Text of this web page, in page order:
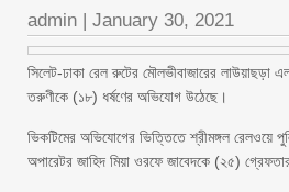
admin | January 30, 2021
সিলেট-ঢাকা রেল রুটের মৌলভীবাজারের লাউয়াছড়া
তরুণীকে (১৮) ধর্ষণের অভিযোগ উঠেছে।
ভিকটিমের অভিযোগের ভিত্তিতে শ্রীমঙ্গল রেলওয়ে
অপারেটর জাহিদ মিয়া ওরফে জাবেদকে (২৫)